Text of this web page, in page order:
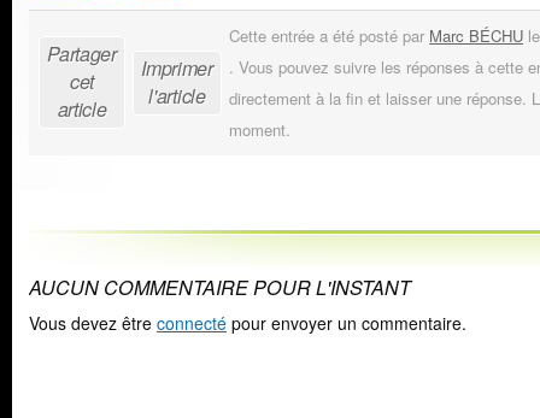
Partager
cet
article
Imprimer
l'article
Cette entrée a été posté par Marc BÉCHU
. Vous pouvez suivre les réponses à cette
directement à la fin et laisser une réponse.
moment.
AUCUN COMMENTAIRE POUR L'INSTANT
Vous devez être connecté pour envoyer un commentaire.